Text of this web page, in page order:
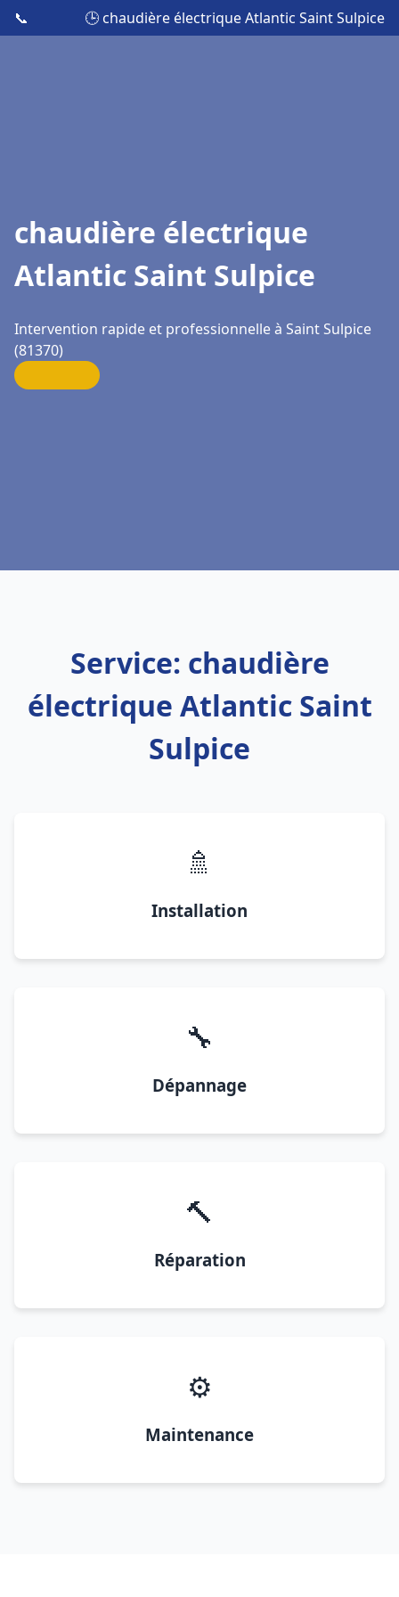
📞 🕒 chaudière électrique Atlantic Saint Sulpice
chaudière électrique
Atlantic Saint Sulpice
Intervention rapide et professionnelle à Saint Sulpice
(81370)
Service: chaudière
électrique Atlantic Saint
Sulpice
🚿
Installation
🔧
Dépannage
🔨
Réparation
⚙️
Maintenance